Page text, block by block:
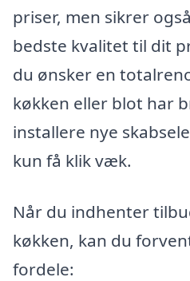
priser, men sikrer
bedste kvalitet til dit
du ønsker en
køkken eller blot har
installere nye
kun få klik væk.
Når du indhenter
køkken, kan du
fordele: